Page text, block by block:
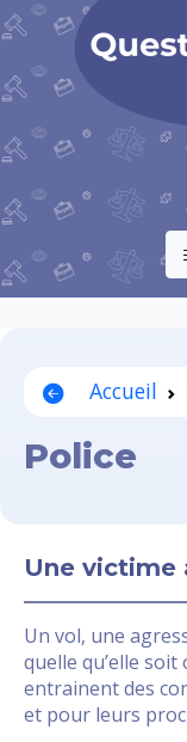
Accueil
Police
Une victime
Un vol, une
quelle qu’elle
entrainent des
et pour leurs